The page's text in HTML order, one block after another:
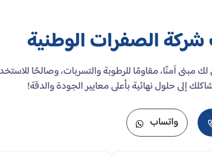
الصفرات الوطنية
آمنًا، مقاومًا للرطوبة والتسربات، وصالحًا
إلى حلول نهائية بأعلى معايير الجودة والدقة!
واتساب